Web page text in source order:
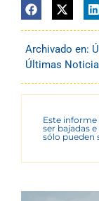
Archivado en:
Últimas
Este
ser bajadas
sólo pueden